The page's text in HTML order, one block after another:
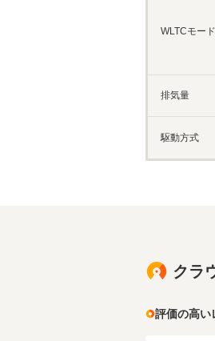
WLTCモー
排気量
駆動方式
クラ
評価の高い